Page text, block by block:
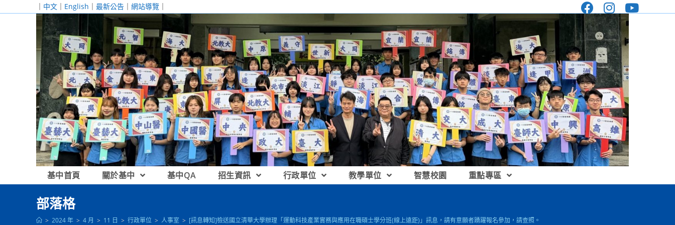
｜ 中文 ｜ English ｜ 最新公告 ｜ 網站導覽 ｜
基中首頁 關於基中 基中QA 招生資訊 行政單位 教學單位 智慧校園 重點專區
部落格
> 2024 年 > 4 月 > 11 日 > 行政單位 > 人事室 > [訊息轉知]檢送國立清華大學辦理「運動科技產業實務與應用在職碩士學分班(線上遠距)」訊息，請有意願者踴躍報名參加，請查照。